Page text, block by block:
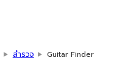
สำรวจ Guitar Finder